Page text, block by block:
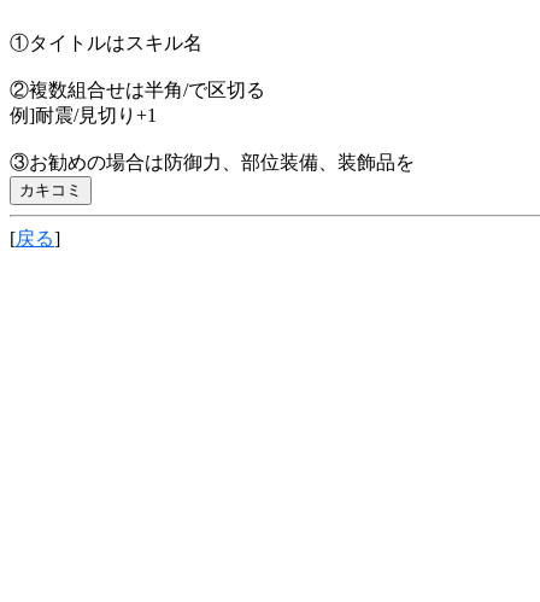
①タイトルはスキル名
②複数組合せは半角/で区切る
例]耐震/見切り+1
③お勧めの場合は防御力、部位装備、装飾品を
[戻る]